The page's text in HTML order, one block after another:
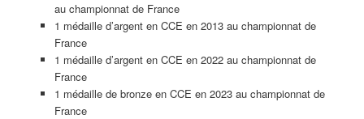
au championnat de France
1 médaille d’argent en CCE en 2013 au championnat de
France
1 médaille d’argent en CCE en 2022 au championnat de
France
1 médaille de bronze en CCE en 2023 au championnat de
France